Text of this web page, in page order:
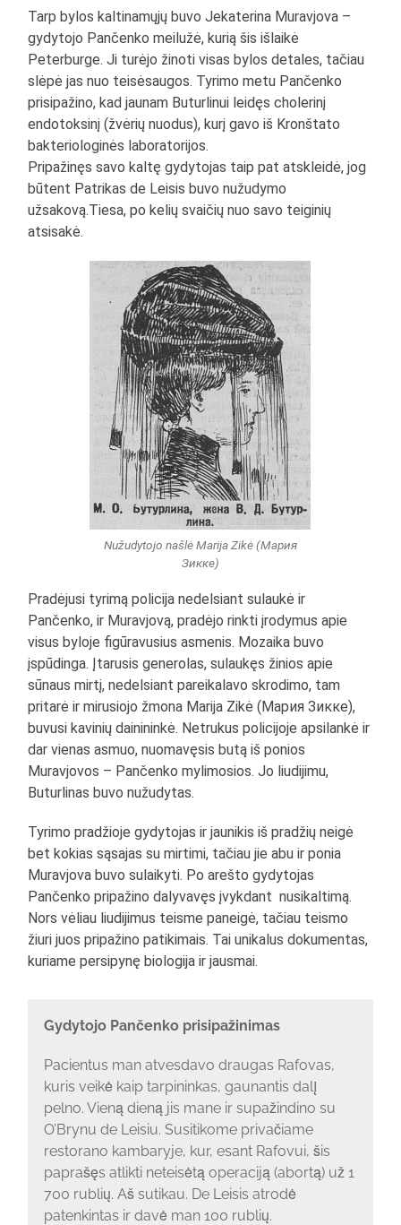
Tarp bylos kaltinamųjų buvo Jekaterina Muravjova –
gydytojo Pančenko meilužė, kurią šis išlaikė
Peterburge. Ji turėjo žinoti visas bylos detales, tačiau
slėpė jas nuo teisėsaugos. Tyrimo metu Pančenko
prisipažino, kad jaunam Buturlinui leidęs cholerinį
endotoksinį (žvėrių nuodus), kurį gavo iš Kronštato
bakteriologinės laboratorijos.
Pripažinęs savo kaltę gydytojas taip pat atskleidė, jog
būtent Patrikas de Leisis buvo nužudymo
užsakovą.Tiesa, po kelių svaičių nuo savo teiginių
atsisakė.
Nužudytojo našlė Marija Zikė (Мария
Зикке)
Pradėjusi tyrimą policija nedelsiant sulaukė ir
Pančenko, ir Muravjovą, pradėjo rinkti įrodymus apie
visus byloje figūravusius asmenis. Mozaika buvo
įspūdinga. Įtarusis generolas, sulaukęs žinios apie
sūnaus mirtį, nedelsiant pareikalavo skrodimo, tam
pritarė ir mirusiojo žmona Marija Zikė (Мария Зикке),
buvusi kavinių dainininkė. Netrukus policijoje apsilankė ir
dar vienas asmuo, nuomavęsis butą iš ponios
Muravjovos – Pančenko mylimosios. Jo liudijimu,
Buturlinas buvo nužudytas.
Tyrimo pradžioje gydytojas ir jaunikis iš pradžių neigė
bet kokias sąsajas su mirtimi, tačiau jie abu ir ponia
Muravjova buvo sulaikyti. Po arešto gydytojas
Pančenko pripažino dalyvavęs įvykdant nusikaltimą.
Nors vėliau liudijimus teisme paneigė, tačiau teismo
žiuri juos pripažino patikimais. Tai unikalus dokumentas,
kuriame persipynę biologija ir jausmai.
Gydytojo Pančenko prisipažinimas
Pacientus man atvesdavo draugas Rafovas,
kuris veikė kaip tarpininkas, gaunantis dalį
pelno. Vieną dieną jis mane ir supažindino su
O’Brynu de Leisiu. Susitikome privačiame
restorano kambaryje, kur, esant Rafovui, šis
paprašęs atlikti neteisėtą operaciją (abortą) už 1
700 rublių. Aš sutikau. De Leisis atrodė
patenkintas ir davė man 100 rublių.